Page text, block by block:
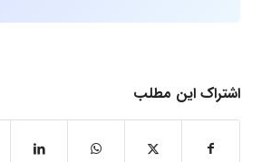
اشتراک این مطلب